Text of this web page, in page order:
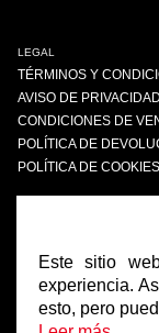
LEGAL
TÉRMINOS Y
AVISO DE PRIVACIDAD
CONDICIONES DE
POLÍTICA DE
POLÍTICA DE COOKIES
FACEBOOK
INSTAGRAM
Este sitio
experiencia.
esto, pero